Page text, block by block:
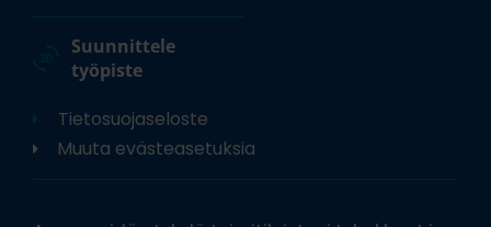
Suunnittele
työpiste
Tietosuojaseloste
Muuta evästeasetuksia